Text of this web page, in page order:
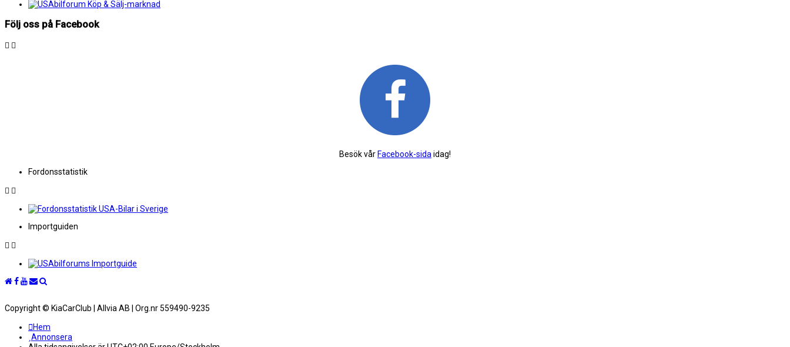
Följ oss på Facebook
Besök vår Facebook-sida idag!
Fordonsstatistik
Importguiden
Copyright © KiaCarClub | Allvia AB | Org.nr 559490-9235
Hem
Annonsera